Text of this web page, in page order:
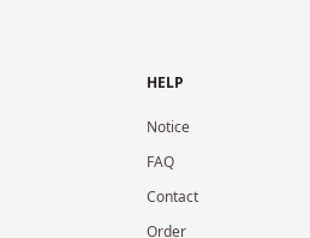
HELP
Notice
FAQ
Contact
Order